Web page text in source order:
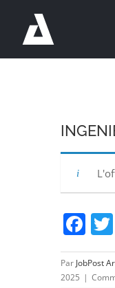
contenu
Par JobPost
2025 |